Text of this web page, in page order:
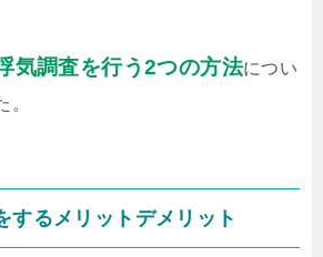
気調査を行う2つの方法につい
。
するメリットデメリット